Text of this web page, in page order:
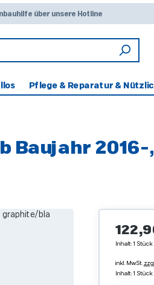
über unsere Hotline
Pflege & Reparatur &
Baujahr 2016-
Regulärer
Inhalt:1 Stück
inkl. MwSt.
Inhalt:1 Stück